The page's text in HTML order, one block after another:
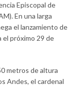
Episcopal de
En una larga
el lanzamiento de
el próximo 29 de
metros de altura
Andes, el cardenal